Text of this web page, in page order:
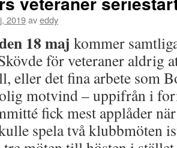
2019aveddy
18 maj kommer
för veteraner aldrig
eller det fina arbete som
motvind – uppifrån i
fick mest applåder
spela två klubbmöten